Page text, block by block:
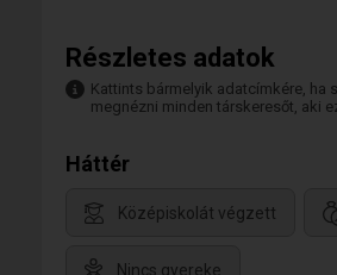
Részletes adatok
Kattints bármelyik adatcímkére, ha
megnézni minden társkeresőt, aki
Háttér
Középiskolát végzett
Nincs gyereke